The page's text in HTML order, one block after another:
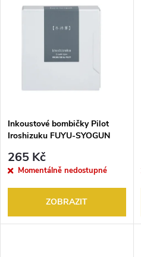
ů
Inkoustové bombičky Pilot
Iroshizuku FUYU-SYOGUN
265 Kč
Momentálně nedostupné
ZOBRAZIT